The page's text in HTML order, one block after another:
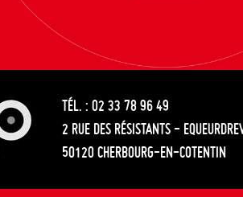
TÉL. : 02 33 78 96 49
2 RUE DES RÉSISTANTS -
50120 CHERBOURG-EN-COTENTIN